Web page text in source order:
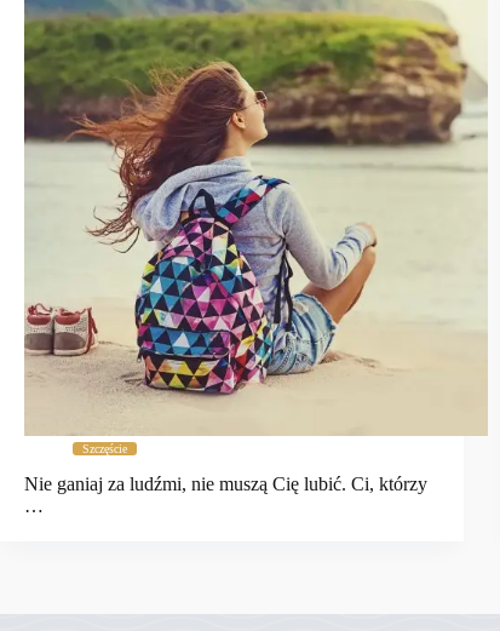
Szczęście
Nie ganiaj za ludźmi, nie muszą Cię lubić. Ci, którzy
…